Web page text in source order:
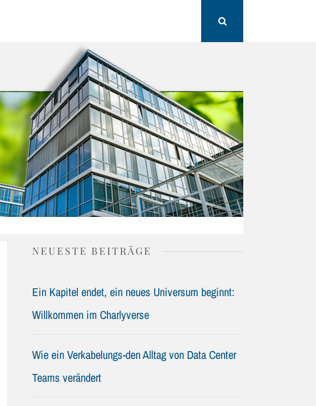
NEUESTE BEITRÄGE
Ein Kapitel endet, ein neues Universum beginnt:
Willkommen im Charlyverse
Wie ein Verkabelungs-den Alltag von Data Center
Teams verändert